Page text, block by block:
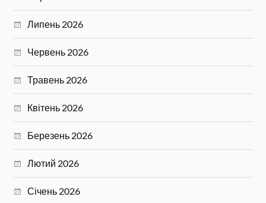
Липень 2026
Червень 2026
Травень 2026
Квітень 2026
Березень 2026
Лютий 2026
Січень 2026